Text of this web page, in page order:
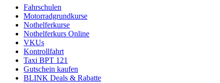
Fahrschulen
Motorradgrundkurse
Nothelferkurse
Nothelferkurs Online
VKUs
Kontrollfahrt
Taxi BPT 121
Gutschein kaufen
BLINK Deals & Rabatte